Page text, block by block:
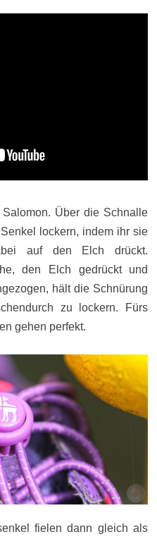
Über die Schnalle
lockern, indem ihr sie
auf den Elch drückt.
den Elch gedrückt und
hält die Schnürung
zu lockern. Fürs
gehen perfekt.
fielen dann gleich als